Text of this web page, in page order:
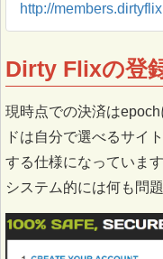
http://
Dirty Flixの登
現時点での決済は
ドは自分で選べるサイ
する仕様になっていま
システム的には何も問